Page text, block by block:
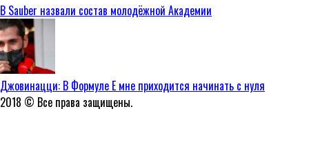
В Sauber назвали состав молодёжной Академии
Джовинацци: В Формуле E мне приходится начинать с нуля
2018 © Все права защищены.